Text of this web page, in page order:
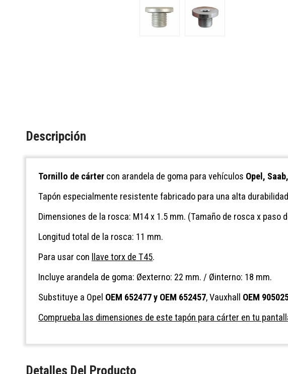
Descripción
Tornillo de cárter con arandela de goma para vehículos Opel,
Tapón especialmente resistente fabricado para una alta
Dimensiones de la rosca: M14 x 1.5 mm. (Tamaño de rosca x paso
Longitud total de la rosca: 11 mm.
Para usar con llave torx de T45.
Incluye arandela de goma: Øexterno: 22 mm. / Øinterno: 18 mm.
Substituye a Opel OEM 652477y OEM 652457, Vauxhall OEM
Comprueba las dimensiones de este tapón para cárter en tu
Detalles Del Producto